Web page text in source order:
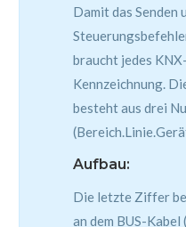
Damit das Senden
braucht jedes
Kennzeichnung.
besteht aus drei
Aufbau:
Die letzte Ziffer
an dem BUS-